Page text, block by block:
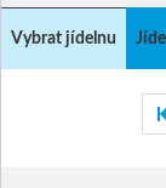
Vybrat jídelnu